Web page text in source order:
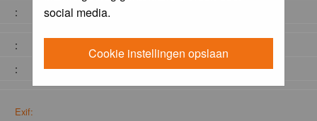
social media.
Cookie instellingen opslaan
:
:
:
Exif: